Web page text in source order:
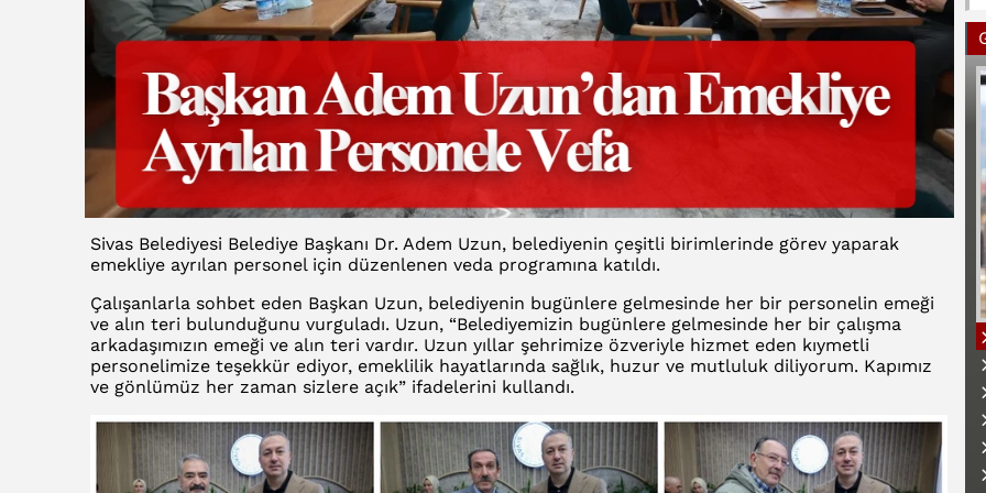
Sivas Belediyesi Belediye Başkanı Dr. Adem Uzun, belediyenin çeşitli birimlerinde görev yaparak
emekliye ayrılan personel için düzenlenen veda programına katıldı.
Çalışanlarla sohbet eden Başkan Uzun, belediyenin bugünlere gelmesinde her bir personelin emeği
ve alın teri bulunduğunu vurguladı. Uzun, “Belediyemizin bugünlere gelmesinde her bir çalışma
arkadaşımızın emeği ve alın teri vardır. Uzun yıllar şehrimize özveriyle hizmet eden kıymetli
personelimize teşekkür ediyor, emeklilik hayatlarında sağlık, huzur ve mutluluk diliyorum. Kapımız
ve gönlümüz her zaman sizlere açık” ifadelerini kullandı.